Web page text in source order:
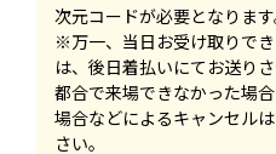
次元コードが必要となります
※万一、当日お受け取りで
は、後日着払いにてお送り
都合で来場できなかった場
場合などによるキャンセル
さい。